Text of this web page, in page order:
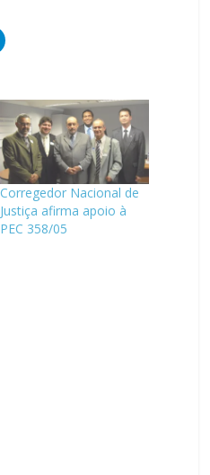
Corregedor Nacional de
Justiça afirma apoio à
PEC 358/05